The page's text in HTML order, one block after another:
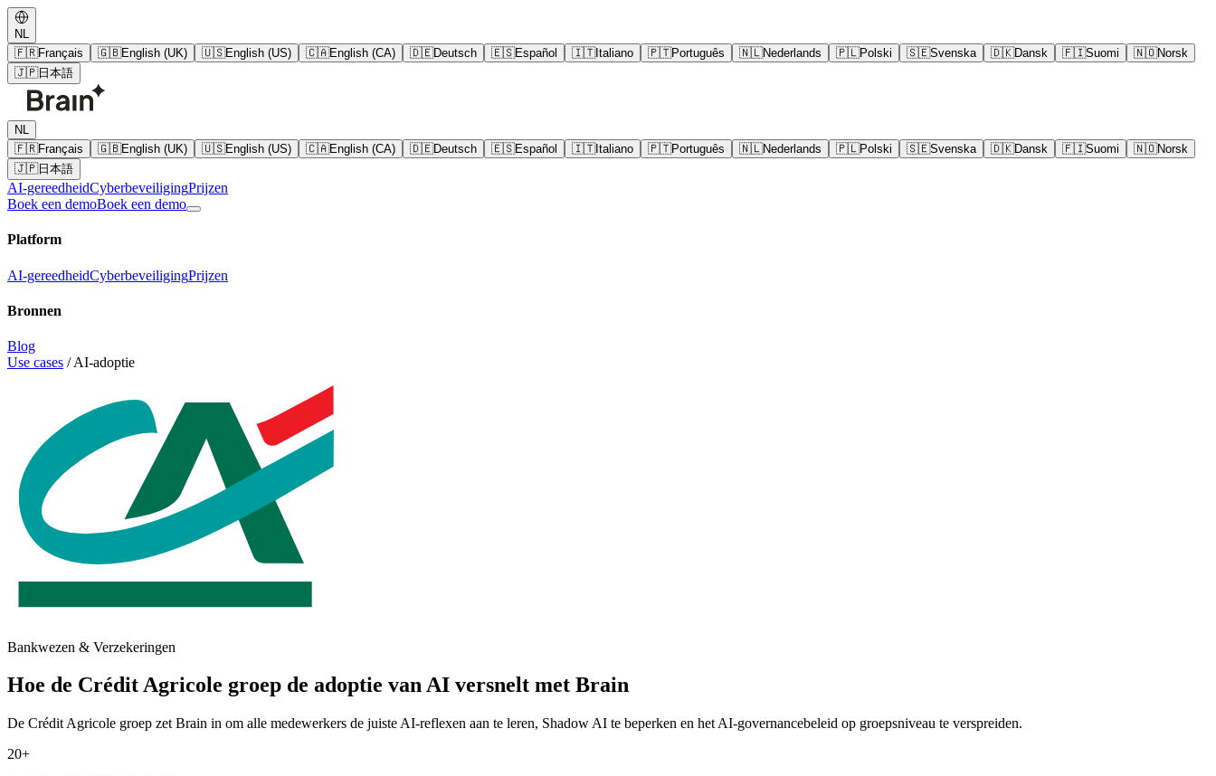
NL
🇫🇷Français 🇬🇧English (UK) 🇺🇸English (US) 🇨🇦English (CA) 🇩🇪Deutsch 🇪🇸Español 🇮🇹Italiano 🇵🇹Português 🇳🇱Nederlands 🇵🇱Polski 🇸🇪Svenska 🇩🇰Dansk 🇫🇮Suomi 🇳🇴Norsk
🇯🇵日本語
NL
🇫🇷Français 🇬🇧English (UK) 🇺🇸English (US) 🇨🇦English (CA) 🇩🇪Deutsch 🇪🇸Español 🇮🇹Italiano 🇵🇹Português 🇳🇱Nederlands 🇵🇱Polski 🇸🇪Svenska 🇩🇰Dansk 🇫🇮Suomi 🇳🇴Norsk
🇯🇵日本語
AI-gereedheidCyberbeveiligingPrijzen
Boek een demoBoek een demo
Platform
AI-gereedheidCyberbeveiligingPrijzen
Bronnen
Blog
Use cases / AI-adoptie
Bankwezen & Verzekeringen
Hoe de Crédit Agricole groep de adoptie van AI versnelt met Brain
De Crédit Agricole groep zet Brain in om alle medewerkers de juiste AI-reflexen aan te leren, Shadow AI te beperken en het AI-governancebeleid op groepsniveau te verspreiden.
20+